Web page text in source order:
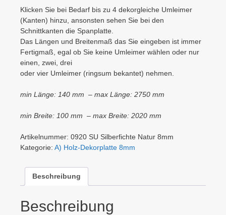
Klicken Sie bei Bedarf bis zu 4 dekorgleiche Umleimer
(Kanten) hinzu, ansonsten sehen Sie bei den
Schnittkanten die Spanplatte.
Das Längen und Breitenmaß das Sie eingeben ist immer
Fertigmaß, egal ob Sie keine Umleimer wählen oder nur
einen, zwei, drei
oder vier Umleimer (ringsum bekantet) nehmen.
min Länge: 140 mm – max Länge: 2750 mm
min Breite: 100 mm – max Breite: 2020 mm
Artikelnummer: 0920 SU Silberfichte Natur 8mm
Kategorie: A) Holz-Dekorplatte 8mm
Beschreibung
Beschreibung